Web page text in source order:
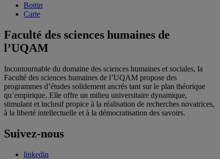
Bottin
Carte
Faculté des sciences humaines de
l’UQAM
Incontournable du domaine des sciences humaines et sociales, la
Faculté des sciences humaines de l’UQAM propose des
programmes d’études solidement ancrés tant sur le plan théorique
qu’empirique. Elle offre un milieu universitaire dynamique,
stimulant et inclusif propice à la réalisation de recherches novatrices,
à la liberté intellectuelle et à la démocratisation des savoirs.
Suivez-nous
linkedin